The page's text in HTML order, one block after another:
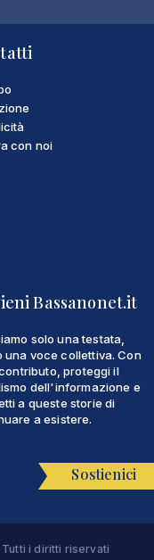
con noi
Bassanonet.it
solo una testata,
una voce collettiva. Con
proteggi il
dell'informazione e
a queste storie di
a esistere.
Sostienici
i diritti riservati